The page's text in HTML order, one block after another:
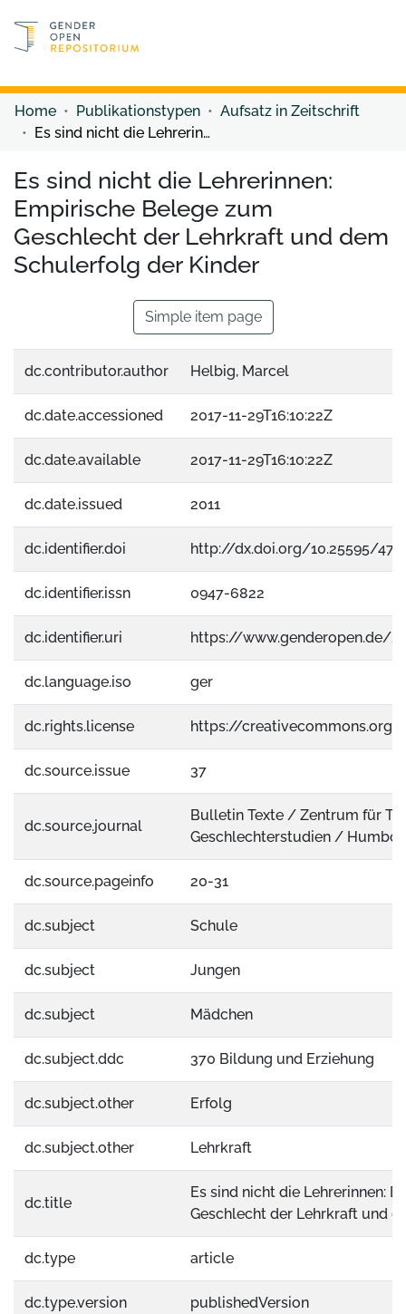
Discover content
Home Publikationstypen
Aufsatz in Zeitschrift
Es sind nicht die Lehrerinnen: Empirische Belege zum Geschlecht der Lehrkraft und dem Schulerfolg der Kinder
Es sind nicht die Lehrerinnen:
Empirische Belege zum
Geschlecht der Lehrkraft und dem
Schulerfolg der Kinder
Simple item page
dc.contributor.author Helbig, Marcel
dc.date.accessioned 2017-11-29T16:10:22Z
dc.date.available 2017-11-29T16:10:22Z
dc.date.issued 2011
dc.identifier.doi http://dx.doi.org/10.25595/47
dc.identifier.issn 0947-6822
dc.identifier.uri https://www.genderopen.de/
dc.language.iso ger
dc.rights.license https://
dc.source.issue 37
dc.source.journal
Bulletin Texte / Zentrum für
Geschlechterstudien /
dc.source.pageinfo 20-31
dc.subject Schule
dc.subject Jungen
dc.subject Mädchen
dc.subject.ddc 370 Bildung und Erziehung
dc.subject.other Erfolg
dc.subject.other Lehrkraft
dc.title
Es sind nicht die Lehrerinnen:
Geschlecht der Lehrkraft und
dc.type article
dc.type.version publishedVersion